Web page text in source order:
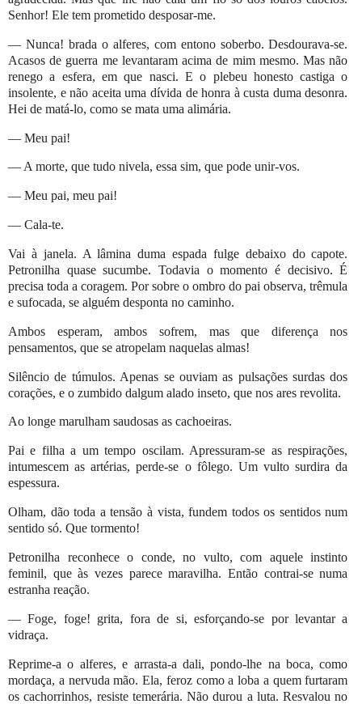
Senhor! Ele tem prometido desposar-me.
— Nunca! brada o alferes, com entono soberbo. Desdourava-se.
Acasos de guerra me levantaram acima de mim mesmo. Mas não
renego a esfera, em que nasci. E o plebeu honesto castiga o
insolente, e não aceita uma dívida de honra à custa duma desonra.
Hei de matá-lo, como se mata uma alimária.
— Meu pai!
— A morte, que tudo nivela, essa sim, que pode unir-vos.
— Meu pai, meu pai!
— Cala-te.
Vai à janela. A lâmina duma espada fulge debaixo do capote.
Petronilha quase sucumbe. Todavia o momento é decisivo. É
precisa toda a coragem. Por sobre o ombro do pai observa, trêmula
e sufocada, se alguém desponta no caminho.
Ambos esperam, ambos sofrem, mas que diferença nos
pensamentos, que se atropelam naquelas almas!
Silêncio de túmulos. Apenas se ouviam as pulsações surdas dos
corações, e o zumbido dalgum alado inseto, que nos ares revolita.
Ao longe marulham saudosas as cachoeiras.
Pai e filha a um tempo oscilam. Apressuram-se as respirações,
intumescem as artérias, perde-se o fôlego. Um vulto surdira da
espessura.
Olham, dão toda a tensão à vista, fundem todos os sentidos num
sentido só. Que tormento!
Petronilha reconhece o conde, no vulto, com aquele instinto
feminil, que às vezes parece maravilha. Então contrai-se numa
estranha reação.
— Foge, foge! grita, fora de si, esforçando-se por levantar a
vidraça.
Reprime-a o alferes, e arrasta-a dali, pondo-lhe na boca, como
mordaça, a nervuda mão. Ela, feroz como a loba a quem furtaram
os cachorrinhos, resiste temerária. Não durou a luta. Resvalou no